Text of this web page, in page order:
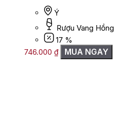
Ý
Rượu Vang Hồng
17 %
746.000 ₫ MUA NGAY